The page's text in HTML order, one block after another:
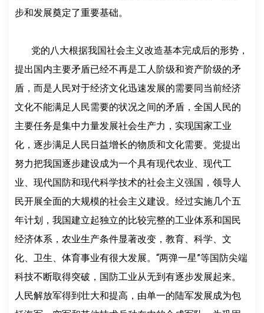
步和发展奠定了重要基础。
党的八大根据我国社会主义改造基本完成后的形势，
提出国内主要矛盾已经不再是工人阶级和资产阶级的矛
盾，而是人民对于经济文化迅速发展的需要同当前经济
文化不能满足人民需要的状况之间的矛盾，全国人民的
主要任务是集中力量发展社会生产力，实现国家工业
化，逐步满足人民日益增长的物质和文化需要。党提出
努力把我国逐步建设成为一个具有现代农业、现代工
业、现代国防和现代科学技术的社会主义强国，领导人
民开展全面的大规模的社会主义建设。经过实施几个五
年计划，我国建立起独立的比较完整的工业体系和国民
经济体系，农业生产条件显著改变，教育、科学、文
化、卫生、体育事业有很大发展。“两弹一星”等国防尖端
科技不断取得突破，国防工业从无到有逐步发展起来。
人民解放军得到壮大和提高，由单一的陆军发展成为包